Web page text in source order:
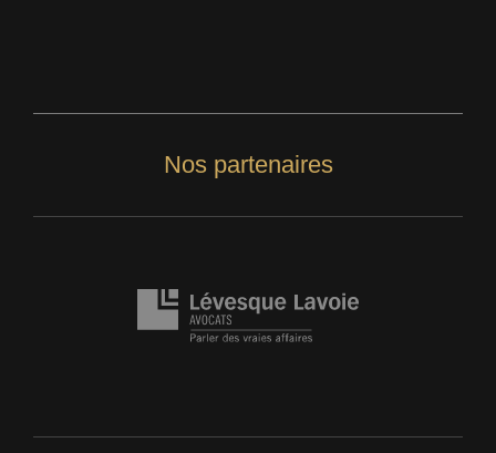
Nos partenaires